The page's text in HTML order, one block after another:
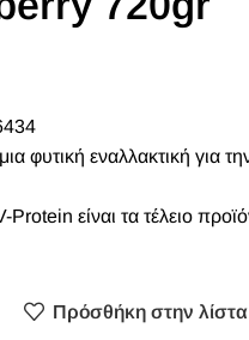
φυτική εναλλακτική για
είναι τα τέλειο
Πρόσθήκη στην λίστα